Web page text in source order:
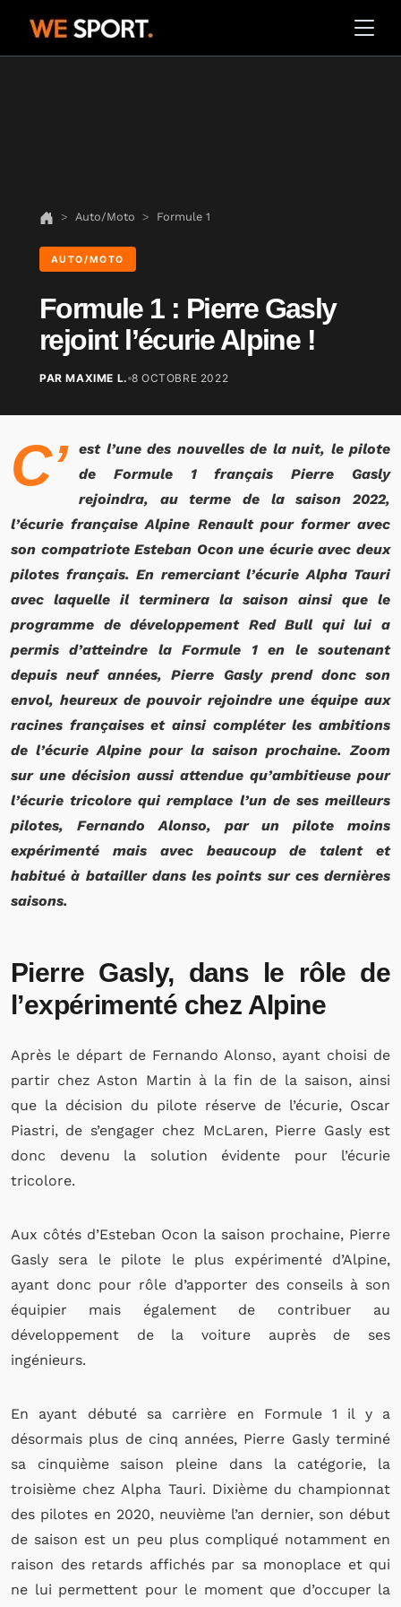
Auto/Moto Formule 1
AUTO/MOTO
Formule 1 : Pierre Gasly
rejoint l’écurie Alpine !
PAR MAXIME L. 8 OCTOBRE 2022
C’
est l’une des nouvelles de la nuit, le pilote
de Formule 1 français Pierre Gasly
rejoindra, au terme de la saison 2022,
l’écurie française Alpine Renault pour former avec
son compatriote Esteban Ocon une écurie avec deux
pilotes français. En remerciant l’écurie Alpha Tauri
avec laquelle il terminera la saison ainsi que le
programme de développement Red Bull qui lui a
permis d’atteindre la Formule 1 en le soutenant
depuis neuf années, Pierre Gasly prend donc son
envol, heureux de pouvoir rejoindre une équipe aux
racines françaises et ainsi compléter les ambitions
de l’écurie Alpine pour la saison prochaine. Zoom
sur une décision aussi attendue qu’ambitieuse pour
l’écurie tricolore qui remplace l’un de ses meilleurs
pilotes, Fernando Alonso, par un pilote moins
expérimenté mais avec beaucoup de talent et
habitué à batailler dans les points sur ces dernières
saisons.
Pierre Gasly, dans le rôle de
l’expérimenté chez Alpine
Après le départ de Fernando Alonso, ayant choisi de
partir chez Aston Martin à la fin de la saison, ainsi
que la décision du pilote réserve de l’écurie, Oscar
Piastri, de s’engager chez McLaren, Pierre Gasly est
donc devenu la solution évidente pour l’écurie
tricolore.
Aux côtés d’Esteban Ocon la saison prochaine, Pierre
Gasly sera le pilote le plus expérimenté d’Alpine,
ayant donc pour rôle d’apporter des conseils à son
équipier mais également de contribuer au
développement de la voiture auprès de ses
ingénieurs.
En ayant débuté sa carrière en Formule 1 il y a
désormais plus de cinq années, Pierre Gasly terminé
sa cinquième saison pleine dans la catégorie, la
troisième chez Alpha Tauri. Dixième du championnat
des pilotes en 2020, neuvième l’an dernier, son début
de saison est un peu plus compliqué notamment en
raison des retards affichés par sa monoplace et qui
ne lui permettent pour le moment que d’occuper la